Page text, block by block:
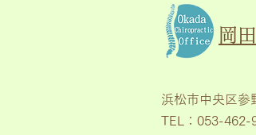
岡
浜松市中央区参
TEL：053-462-